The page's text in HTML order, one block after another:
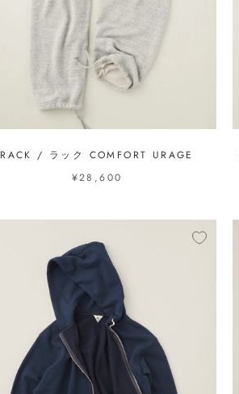
RACK / ラック COMFORT URAGE
¥28,600